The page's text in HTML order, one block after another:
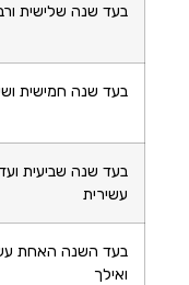
בעד שנה שלישית
בעד שנה חמישית
בעד שנה שביעית
עשירית
בעד השנה האחת
ואילך